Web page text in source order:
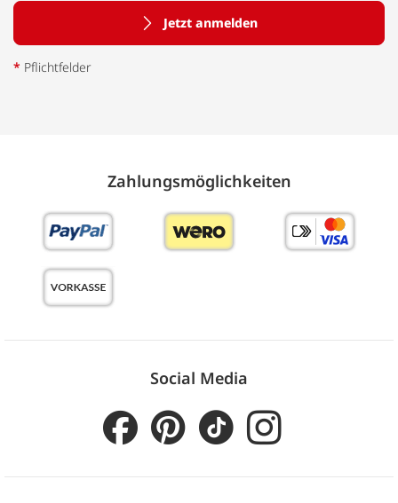
Jetzt anmelden
* Pflichtfelder
Zahlungs­möglich­keiten
Social Media